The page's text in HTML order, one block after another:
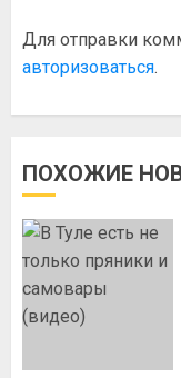
Для отправки
авторизоваться.
ПОХОЖИЕ